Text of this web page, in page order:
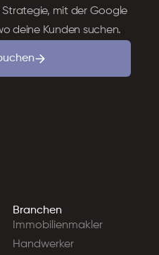
Strategie, mit der Google
deine Kunden suchen.
Branchen
Immobilienmakler
Handwerker